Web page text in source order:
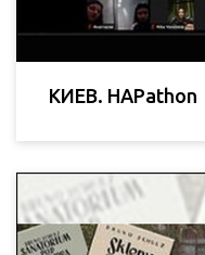
КИЕВ. HAPathon